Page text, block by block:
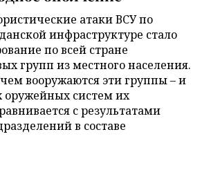
атаки ВСУ по
инфраструктуре стало
по всей стране
групп из местного населения.
вооружаются эти группы – и
систем их
с результатами
в составе